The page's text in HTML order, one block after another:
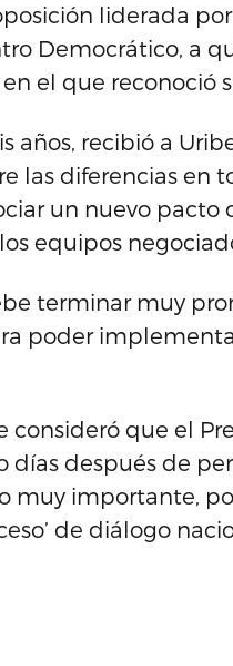
liderada
Democrático, a
el que reconoció
años, recibió a
las diferencias en
un nuevo pacto
equipos
terminar muy
poder
consideró que el
después de
muy importante,
de diálogo